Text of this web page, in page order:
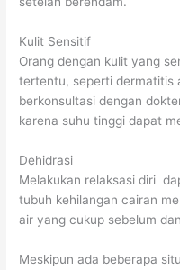
Kulit Sensitif
Orang dengan kulit yang
tertentu, seperti dermatitis
berkonsultasi dengan
karena suhu tinggi dapat
Dehidrasi
Melakukan relaksasi diri
tubuh kehilangan cairan
air yang cukup sebelum
Meskipun ada beberapa